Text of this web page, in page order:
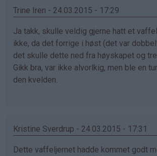
Trine Iren - 24.03.2015 - 17:29
Ja takk, skulle veldig gjerne hatt et
ikke, da det forrige i høst (det var
det skulle dette ned fra høyskapet og
Gikk bra, var ikke alvorlkig, men ble en
den kvelden.
Kristine Sverdrup - 24.03.2015 - 17:31
Dette vaffeljernet hadde kommet godt